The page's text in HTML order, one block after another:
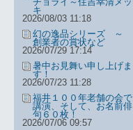
キ
2026/08/03 11:18
幻の逸品シリーズ ～
創業者の賞状など
2026/07/29 17:14
暑中お見舞い申し上げま
す！
2026/07/23 11:28
福井１００年老舗の会で
講演、そして、お名前俳
句６０枚！
2026/07/06 09:57